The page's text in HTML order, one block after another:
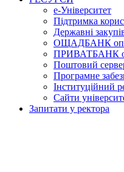
е-Університет
Підтримка
Державні
ОЩАДБАНК
ПРИВАТБАНК
Поштовий
Програмне
Інституційний
Сайти
Запитати у ректора